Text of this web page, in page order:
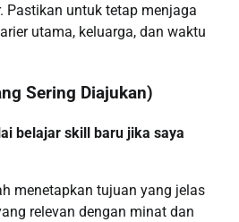
Pastikan untuk tetap menjaga
utama, keluarga, dan waktu
Sering Diajukan)
belajar skill baru jika saya
menetapkan tujuan yang jelas
relevan dengan minat dan